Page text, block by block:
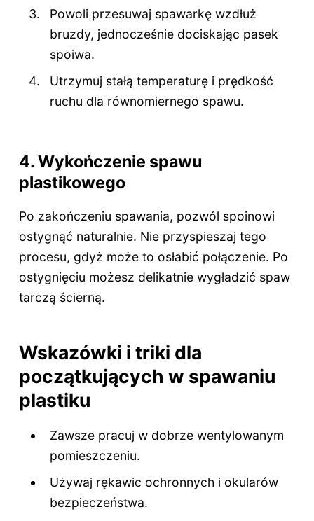
Powoli przesuwaj spawarkę wzdłuż
bruzdy, jednocześnie dociskając pasek
spoiwa.
Utrzymuj stałą temperaturę i prędkość
ruchu dla równomiernego spawu.
4. Wykończenie spawu
plastikowego
Po zakończeniu spawania, pozwól spoinowi
ostygnąć naturalnie. Nie przyspieszaj tego
procesu, gdyż może to osłabić połączenie. Po
ostygnięciu możesz delikatnie wygładzić spaw
tarczą ścierną.
Wskazówki i triki dla
początkujących w spawaniu
plastiku
Zawsze pracuj w dobrze wentylowanym
pomieszczeniu.
Używaj rękawic ochronnych i okularów
bezpieczeństwa.